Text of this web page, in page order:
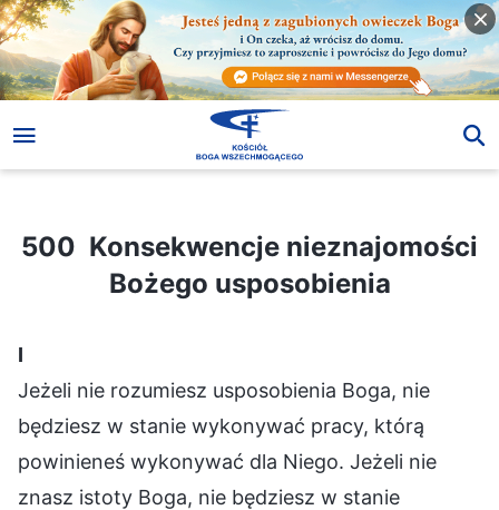
500 Konsekwencje nieznajomości Bożego usposobienia
500 Konsekwencje nieznajomości
Bożego usposobienia
Ⅰ
Jeżeli nie rozumiesz usposobienia Boga, nie
będziesz w stanie wykonywać pracy, którą
powinieneś wykonywać dla Niego. Jeżeli nie
znasz istoty Boga, nie będziesz w stanie